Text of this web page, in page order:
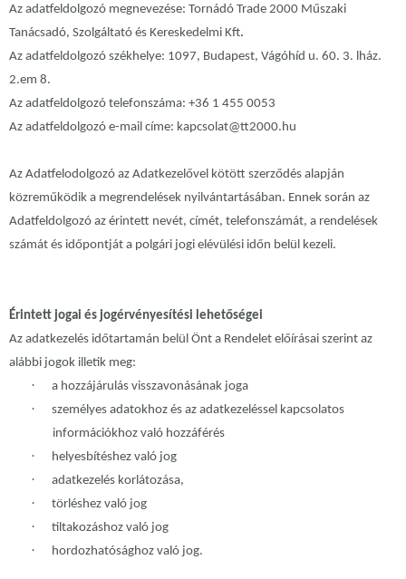
Az adatfeldolgozó megnevezése: Tornádó Trade 2000 Műszaki
Tanácsadó, Szolgáltató és Kereskedelmi Kft.
Az adatfeldolgozó székhelye: 1097, Budapest, Vágóhíd u. 60. 3. lház.
2.em 8.
Az adatfeldolgozó telefonszáma: +36 1 455 0053
Az adatfeldolgozó e-mail címe: kapcsolat@tt2000.hu
Az Adatfelodolgozó az Adatkezelővel kötött szerződés alapján
közreműködik a megrendelések nyilvántartásában. Ennek során az
Adatfeldolgozó az érintett nevét, címét, telefonszámát, a rendelések
számát és időpontját a polgári jogi elévülési időn belül kezeli.
Érintett jogai és jogérvényesítési lehetőségei
Az adatkezelés időtartamán belül Önt a Rendelet előírásai szerint az
alábbi jogok illetik meg:
· a hozzájárulás visszavonásának joga
·
személyes adatokhoz és az adatkezeléssel kapcsolatos
információkhoz való hozzáférés
· helyesbítéshez való jog
· adatkezelés korlátozása,
· törléshez való jog
· tiltakozáshoz való jog
· hordozhatósághoz való jog.